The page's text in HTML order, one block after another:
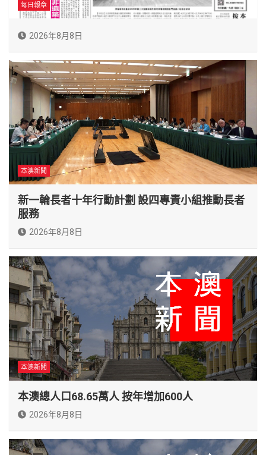
每日報章
2026年8月8日
本澳新聞
新一輪長者十年行動計劃 設四專責小組推動長者
服務
2026年8月8日
本澳新聞
本澳總人口68.65萬人 按年增加600人
2026年8月8日